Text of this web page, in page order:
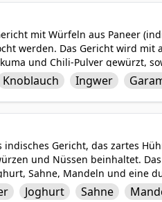
mit Würfeln aus Paneer
werden. Das Gericht wird mit
und Chili-Pulver gewürzt,
und nahrhafte
und einer Mischung von
schaffen.
Knoblauch Ingwer
Gericht, das zartes
und Nüssen beinhaltet.
Sahne, Mandeln und eine
und Kurkuma. Diese
Joghurt Sahne